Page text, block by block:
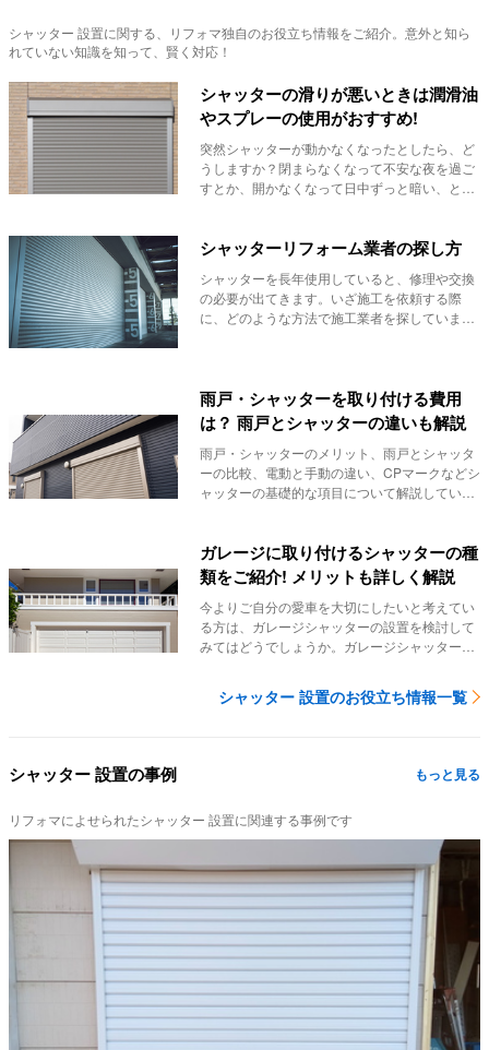
シャッター 設置に関する、リフォマ独自のお役立ち情報をご紹介。意外と知ら
れていない知識を知って、賢く対応！
シャッターの滑りが悪いときは潤滑油
やスプレーの使用がおすすめ!
突然シャッターが動かなくなったとしたら、ど
うしますか？閉まらなくなって不安な夜を過ご
すとか、開かなくなって日中ずっと暗い、とい
シャッターリフォーム業者の探し方
シャッターを長年使用していると、修理や交換
の必要が出てきます。いざ施工を依頼する際
に、どのような方法で施工業者を探しています
雨戸・シャッターを取り付ける費用
は？ 雨戸とシャッターの違いも解説
雨戸・シャッターのメリット、雨戸とシャッタ
ーの比較、電動と手動の違い、CPマークなどシ
ャッターの基礎的な項目について解説していま
ガレージに取り付けるシャッターの種
類をご紹介! メリットも詳しく解説
今よりご自分の愛車を大切にしたいと考えてい
る方は、ガレージシャッターの設置を検討して
みてはどうでしょうか。ガレージシャッターの
シャッター 設置のお役立ち情報一覧
シャッター 設置の事例 もっと見る
リフォマによせられたシャッター 設置に関連する事例です